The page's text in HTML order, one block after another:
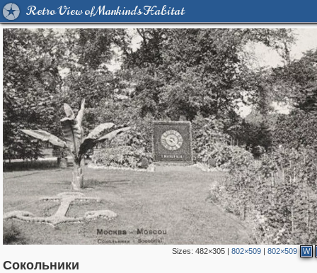
Retro View of Mankind's Habitat
Sizes:482×305 |802×509 |802×509 W
Сокольники1,407,269
319,878